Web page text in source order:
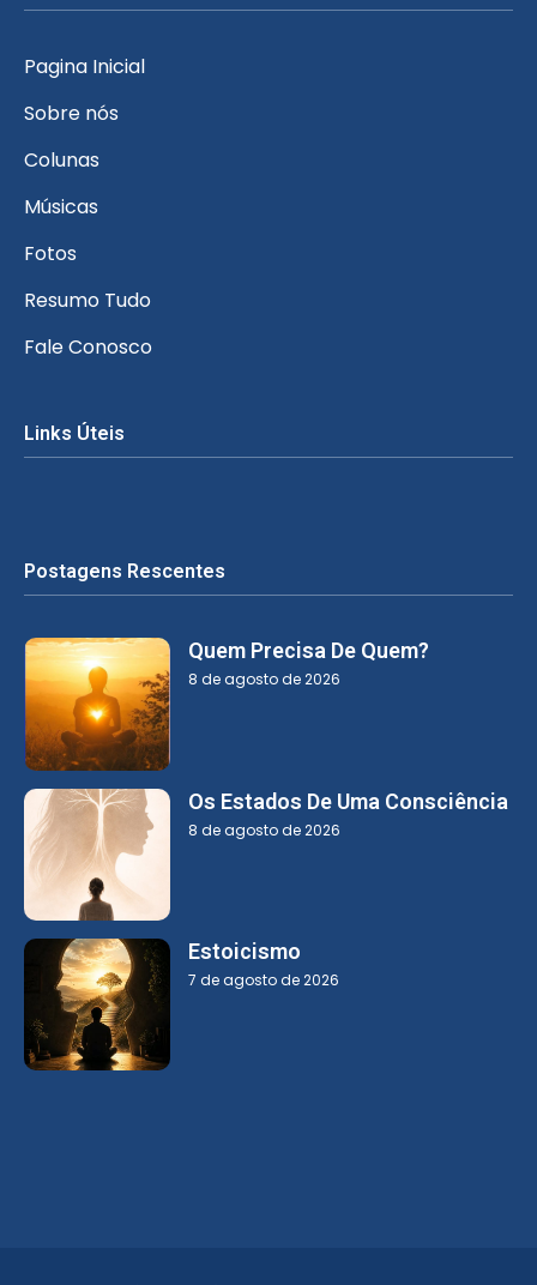
Pagina Inicial
Sobre nós
Colunas
Músicas
Fotos
Resumo Tudo
Fale Conosco
Links Úteis
Postagens Rescentes
Quem Precisa De Quem?
8 de agosto de 2026
Os Estados De Uma Consciência
8 de agosto de 2026
Estoicismo
7 de agosto de 2026